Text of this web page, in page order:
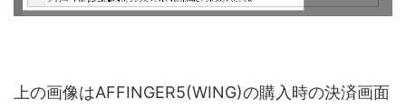
上の画像はAFFINGER5(WING)の購入時の決済画面